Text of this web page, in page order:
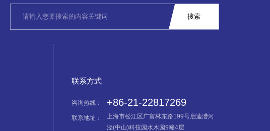
联系方式
咨询热线： +86-21-22817269
联系地址：
上海市松江区广富林东路199号启迪漕河
泾(中山)科技园水木园9幢4层